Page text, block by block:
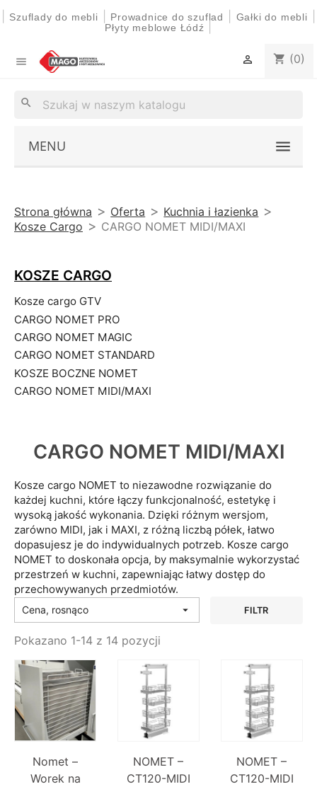
Szuflady do mebli Prowadnice do szuflad Gałki do mebli
Płyty meblowe Łódź
 shopping_cart (0)

search
MENU
Strona główna Oferta
Kuchnia i łazienka
Kosze Cargo
CARGO NOMET MIDI/MAXI
KOSZE CARGO
Kosze cargo GTV
CARGO NOMET PRO
CARGO NOMET MAGIC
CARGO NOMET STANDARD
KOSZE BOCZNE NOMET
CARGO NOMET MIDI/MAXI
CARGO NOMET MIDI/MAXI
Kosze cargo NOMET to niezawodne rozwiązanie do
każdej kuchni, które łączy funkcjonalność, estetykę i
wysoką jakość wykonania. Dzięki różnym wersjom,
zarówno MIDI, jak i MAXI, z różną liczbą półek, łatwo
dopasujesz je do indywidualnych potrzeb. Kosze cargo
NOMET to doskonała opcja, by maksymalnie wykorzystać
przestrzeń w kuchni, zapewniając łatwy dostęp do
przechowywanych przedmiotów.
Cena, rosnąco  FILTR
Pokazano 1-14 z 14 pozycji
Nomet –
Worek na
NOMET –
CT120-MIDI
NOMET –
CT120-MIDI